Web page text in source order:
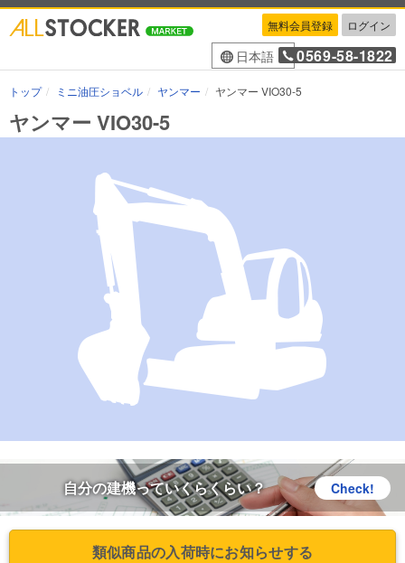
無料会員登録 ログイン
日本語 0569-58-1822
トップ ミニ油圧ショベル ヤンマー ヤンマー VIO30-5
ヤンマー VIO30-5
自分の建機っていくらくらい？ Check!
類似商品の入荷時にお知らせする